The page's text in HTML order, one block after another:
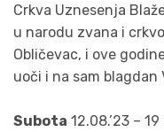
Crkva Uznesenja
u narodu zvana i
Obličevac, i ove
uoči i na sam blagdan
Subota 12.08.’23 –